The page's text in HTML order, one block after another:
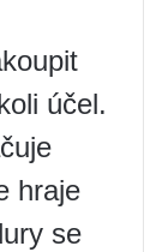
účel.
hraje
se